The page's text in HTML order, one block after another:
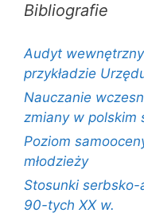
Bibliografie
Audyt
przykładzie
Nauczanie
zmiany w polskim
Poziom
młodzieży
Stosunki
90-tych XX w.